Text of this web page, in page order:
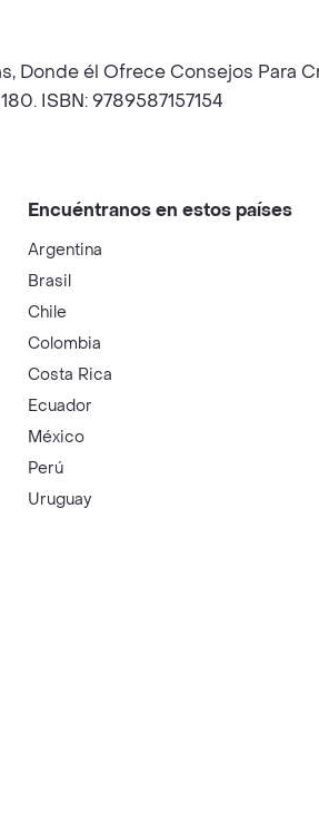
Donde él Ofrece Consejos Para
ISBN: 9789587157154
Encuéntranos en estos países
Argentina
Brasil
Chile
Colombia
Costa Rica
Ecuador
México
Perú
Uruguay